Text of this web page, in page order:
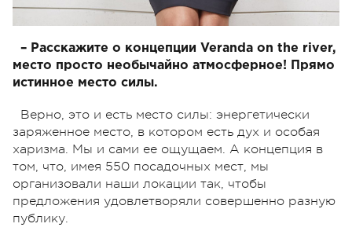
– Расскажите о концепции Veranda on the river,
место просто необычайно атмосферное! Прямо
истинное место силы.
Верно, это и есть место силы: энергетически
заряженное место, в котором есть дух и особая
харизма. Мы и сами ее ощущаем. А концепция в
том, что, имея 550 посадочных мест, мы
организовали наши локации так, чтобы
предложения удовлетворяли совершенно разную
публику.